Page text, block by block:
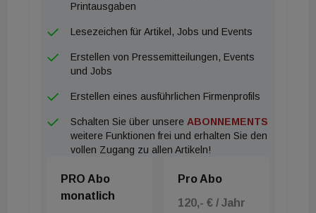
Printausgaben
Lesezeichen für Artikel, Jobs und Events
Erstellen von Pressemitteilungen, Events
und Jobs
Erstellen eines ausführlichen Firmenprofils
Schalten Sie über unsere ABONNEMENTS
weitere Funktionen frei und erhalten Sie den
vollen Zugang zu allen Artikeln!
PRO Abo
monatlich
Pro Abo
120,- € / Jahr